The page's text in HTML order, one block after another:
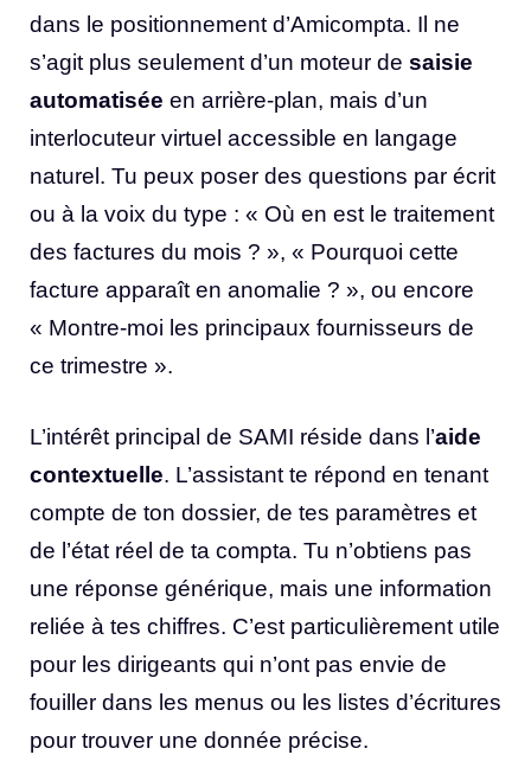
dans le positionnement d’Amicompta. Il ne
s’agit plus seulement d’un moteur de saisie
automatisée en arrière-plan, mais d’un
interlocuteur virtuel accessible en langage
naturel. Tu peux poser des questions par écrit
ou à la voix du type : « Où en est le traitement
des factures du mois ? », « Pourquoi cette
facture apparaît en anomalie ? », ou encore
« Montre-moi les principaux fournisseurs de
ce trimestre ».
L’intérêt principal de SAMI réside dans l’aide
contextuelle. L’assistant te répond en tenant
compte de ton dossier, de tes paramètres et
de l’état réel de ta compta. Tu n’obtiens pas
une réponse générique, mais une information
reliée à tes chiffres. C’est particulièrement utile
pour les dirigeants qui n’ont pas envie de
fouiller dans les menus ou les listes d’écritures
pour trouver une donnée précise.